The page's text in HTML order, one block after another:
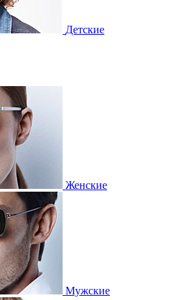
Детские
Женские
Мужские